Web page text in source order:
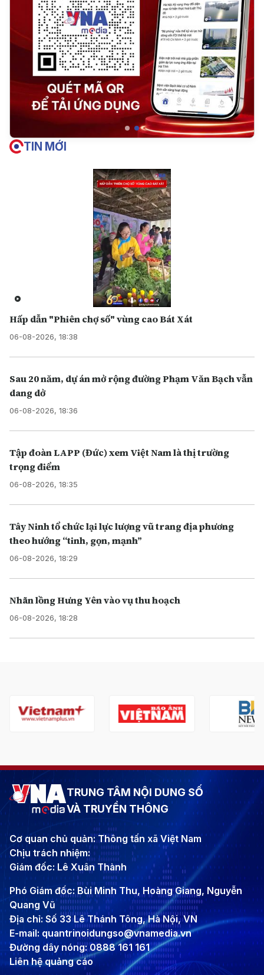
TIN MỚI
Hấp dẫn "Phiên chợ số" vùng cao Bát Xát
06-08-2026, 18:38
Sau 20 năm, dự án mở rộng đường Phạm Văn Bạch vẫn
dang dở
06-08-2026, 18:36
Tập đoàn LAPP (Đức) xem Việt Nam là thị trường
trọng điểm
06-08-2026, 18:35
Tây Ninh tổ chức lại lực lượng vũ trang địa phương
theo hướng “tinh, gọn, mạnh”
06-08-2026, 18:29
Nhãn lồng Hưng Yên vào vụ thu hoạch
06-08-2026, 18:28
TRUNG TÂM NỘI DUNG SỐ
VÀ TRUYỀN THÔNG
Cơ quan chủ quản: Thông tấn xã Việt Nam
Chịu trách nhiệm:
Giám đốc: Lê Xuân Thành
Phó Giám đốc: Bùi Minh Thu, Hoàng Giang, Nguyễn
Quang Vũ
Địa chỉ: Số 33 Lê Thánh Tông, Hà Nội, VN
E-mail: quantrinoidungso@vnamedia.vn
Đường dây nóng: 0888 161 161
Liên hệ quảng cáo